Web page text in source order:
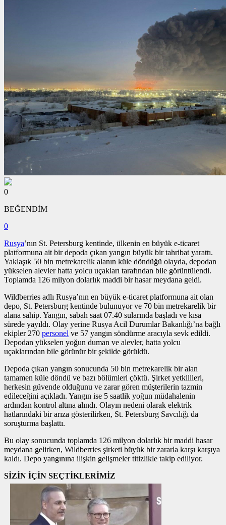
0
BEĞENDİM
0
Rusya’nın St. Petersburg kentinde, ülkenin en büyük e-ticaret
platformuna ait bir depoda çıkan yangın büyük bir tahribat yarattı.
Yaklaşık 50 bin metrekarelik alanın küle döndüğü olayda, depodan
yükselen alevler hatta yolcu uçakları tarafından bile görüntülendi.
Toplamda 126 milyon dolarlık maddi bir hasar meydana geldi.
Wildberries adlı Rusya’nın en büyük e-ticaret platformuna ait olan
depo, St. Petersburg kentinde bulunuyor ve 70 bin metrekarelik bir
alana sahip. Yangın, sabah saat 07.40 sularında başladı ve kısa
sürede yayıldı. Olay yerine Rusya Acil Durumlar Bakanlığı’na bağlı
ekipler 270 personel ve 57 yangın söndürme aracıyla sevk edildi.
Depodan yükselen yoğun duman ve alevler, hatta yolcu
uçaklarından bile görünür bir şekilde görüldü.
Depoda çıkan yangın sonucunda 50 bin metrekarelik bir alan
tamamen küle döndü ve bazı bölümleri çöktü. Şirket yetkilileri,
herkesin güvende olduğunu ve zarar gören müşterilerin tazmin
edileceğini açıkladı. Yangın ise 5 saatlik yoğun müdahalenin
ardından kontrol altına alındı. Olayın nedeni olarak elektrik
hatlarındaki bir arıza gösterilirken, St. Petersburg Savcılığı da
soruşturma başlattı.
Bu olay sonucunda toplamda 126 milyon dolarlık bir maddi hasar
meydana gelirken, Wildberries şirketi büyük bir zararla karşı karşıya
kaldı. Depo yangınına ilişkin gelişmeler titizlikle takip ediliyor.
SİZİN İÇİN SEÇTİKLERİMİZ